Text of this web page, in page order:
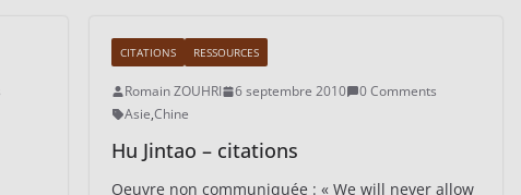
CITATIONS RESSOURCES
Romain ZOUHRI 6 septembre 2010
0 Comments
Asie,Chine
Hu Jintao – citations
Oeuvre non communiquée : « We will never allow